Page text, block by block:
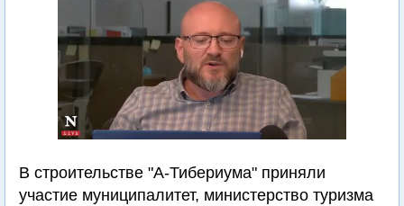
В строительстве "А-Тибериума" приняли
участие муниципалитет, министерство туризма